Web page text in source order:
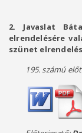
2. Javaslat
elrendelésére
szünet
195. számú